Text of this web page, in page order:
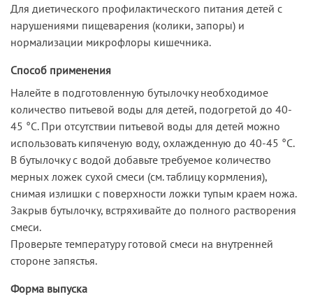
Для диетического профилактического питания детей с
нарушениями пищеварения (колики, запоры) и
нормализации микрофлоры кишечника.
Способ применения
Налейте в подготовленную бутылочку необходимое
количество питьевой воды для детей, подогретой до 40-
45 °С. При отсутствии питьевой воды для детей можно
использовать кипяченую воду, охлажденную до 40-45 °С.
В бутылочку с водой добавьте требуемое количество
мерных ложек сухой смеси (см. таблицу кормления),
снимая излишки с поверхности ложки тупым краем ножа.
Закрыв бутылочку, встряхивайте до полного растворения
смеси.
Проверьте температуру готовой смеси на внутренней
стороне запястья.
Форма выпуска